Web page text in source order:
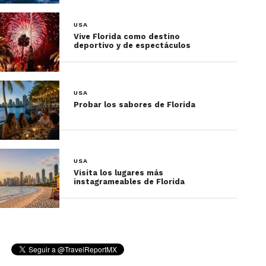
Ver esta publicación en Instagram
USA
Vive Florida como destino
deportivo y de espectáculos
USA
Probar los sabores de Florida
USA
Visita los lugares más
instagrameables de Florida